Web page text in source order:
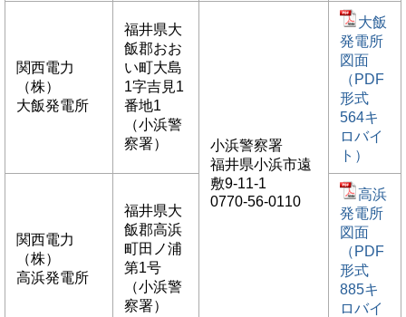
関西電力
（株）
大飯発電所
福井県大
飯郡おお
い町大島
1字吉見1
番地1
（小浜警
察署）
小浜警察署
福井県小浜市遠
敷9-11-1
0770-56-0110
大飯
発電所
図面
（PDF
形式
564キ
ロバイ
ト）
関西電力
（株）
高浜発電所
福井県大
飯郡高浜
町田ノ浦
第1号
（小浜警
察署）
高浜
発電所
図面
（PDF
形式
885キ
ロバイ